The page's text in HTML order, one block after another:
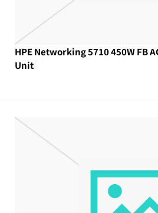
HPE Networking 5710 450W FB
Unit